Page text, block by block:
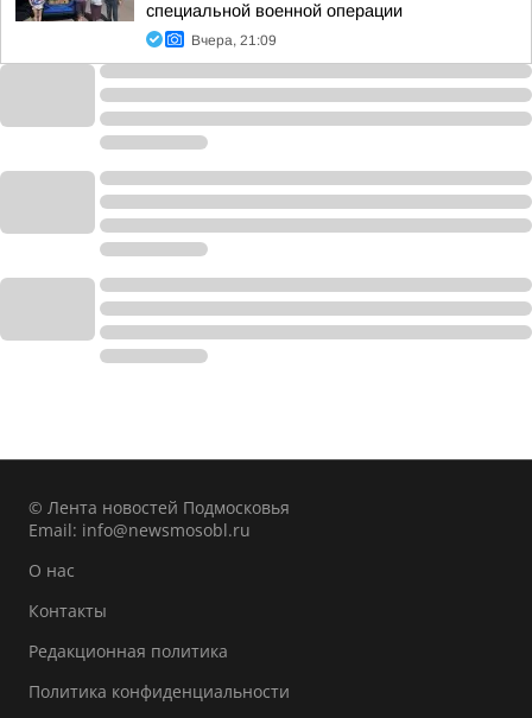
специальной военной операции
Вчера, 21:09
© Лента новостей Подмосковья
Email: info@newsmosobl.ru
О нас
Контакты
Редакционная политика
Политика конфиденциальности